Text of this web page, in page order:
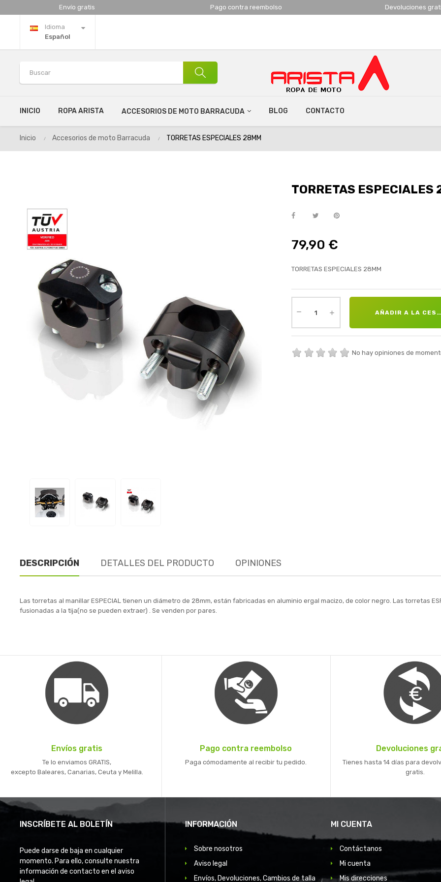
Envío gratis Pago contra reembolso Devoluciones
Idioma
Español
INICIO ROPA ARISTA ACCESORIOS DE MOTO BARRACUDA BLOG CONTACTO
Inicio Accesorios de moto Barracuda TORRETAS ESPECIALES 28MM
TORRETAS ESPECIALES
79,90 €
TORRETAS ESPECIALES 28MM
AÑADIR A LA
No hay opiniones de
DESCRIPCIÓN DETALLES DEL PRODUCTO OPINIONES
Las torretas al manillar ESPECIAL tienen un diámetro de 28mm, están fabricadas en aluminio ergal macizo, de color negro. Las torretas
fusionadas a la tija(no se pueden extraer) . Se venden por pares.
Envíos gratis
Te lo enviamos GRATIS,
excepto Baleares, Canarias, Ceuta y Melilla.
Pago contra reembolso
Paga cómodamente al recibir tu pedido.
Devoluciones
Tienes hasta 14 días para
gratis.
INSCRÍBETE AL BOLETÍN
Puede darse de baja en cualquier
momento. Para ello, consulte nuestra
información de contacto en el aviso
INFORMACIÓN
Sobre nosotros
Aviso legal
Envíos, Devoluciones, Cambios de talla
MI CUENTA
Contáctanos
Mi cuenta
Mis direcciones